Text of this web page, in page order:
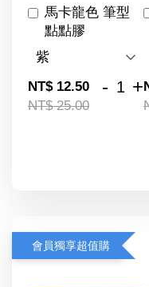
馬卡龍色 筆型
點點膠
NT$ 12.50
NT$ 25.00
- +
會員獨享超值購